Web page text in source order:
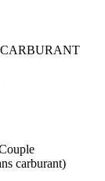
carburant)